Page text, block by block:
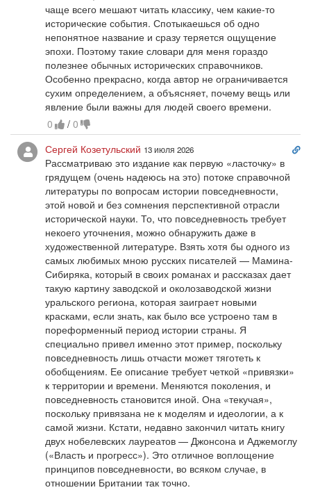
чаще всего мешают читать классику, чем какие-то
исторические события. Спотыкаешься об одно
непонятное название и сразу теряется ощущение
эпохи. Поэтому такие словари для меня гораздо
полезнее обычных исторических справочников.
Особенно прекрасно, когда автор не ограничивается
сухим определением, а объясняет, почему вещь или
явление были важны для людей своего времени.
0
/ 0
Сергей Козетульский 13 июля 2026
Рассматриваю это издание как первую «ласточку» в
грядущем (очень надеюсь на это) потоке справочной
литературы по вопросам истории повседневности,
этой новой и без сомнения перспективной отрасли
исторической науки. То, что повседневность требует
некоего уточнения, можно обнаружить даже в
художественной литературе. Взять хотя бы одного из
самых любимых мною русских писателей — Мамина-
Сибиряка, который в своих романах и рассказах дает
такую картину заводской и околозаводской жизни
уральского региона, которая заиграет новыми
красками, если знать, как было все устроено там в
пореформенный период истории страны. Я
специально привел именно этот пример, поскольку
повседневность лишь отчасти может тяготеть к
обобщениям. Ее описание требует четкой «привязки»
к территории и времени. Меняются поколения, и
повседневность становится иной. Она «текучая»,
поскольку привязана не к моделям и идеологии, а к
самой жизни. Кстати, недавно закончил читать книгу
двух нобелевских лауреатов — Джонсона и Аджемоглу
(«Власть и прогресс»). Это отличное воплощение
принципов повседневности, во всяком случае, в
отношении Британии так точно.